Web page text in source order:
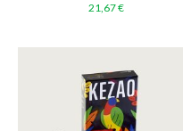
21,67 €